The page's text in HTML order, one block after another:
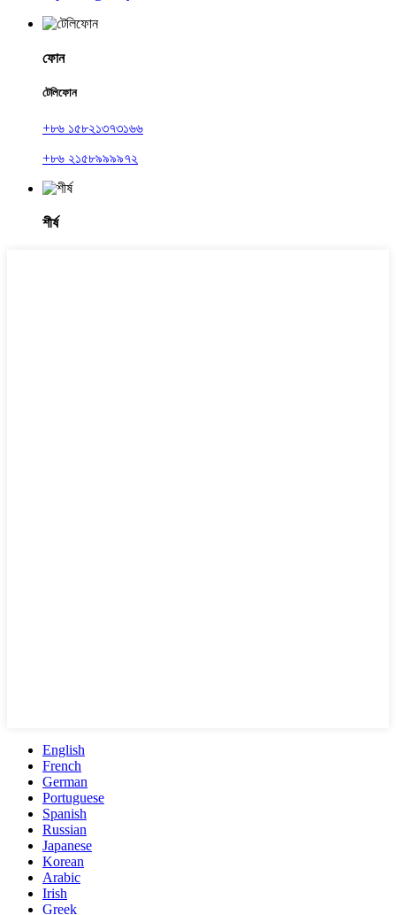
ফোন
টেলিফোন
+৮৬ ১৫৮২১৩৭৩১৬৬
+৮৬ ২১৫৮৯৯৯৯৭২
শীর্ষ
English
French
German
Portuguese
Spanish
Russian
Japanese
Korean
Arabic
Irish
Greek